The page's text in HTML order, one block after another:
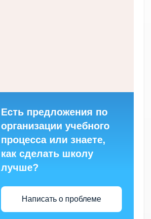
Есть предложения по
организации учебного
процесса или знаете,
как сделать школу
лучше?
Написать о проблеме